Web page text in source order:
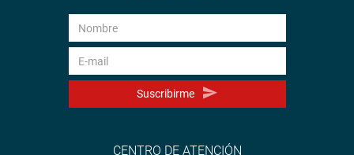
Suscribirme
CENTRO DE ATENCIÓN